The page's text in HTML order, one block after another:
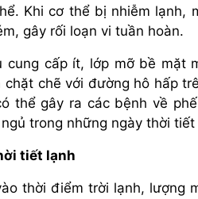
Khi cơ thể bị nhiễm lạnh,
gây rối loạn vi tuần hoàn.
cung cấp ít, lớp mỡ bề mặt
chẽ với đường hô hấp
thể gây ra các bệnh về
trong những ngày thời tiết
tiết lạnh
thời điểm trời lạnh, lượng